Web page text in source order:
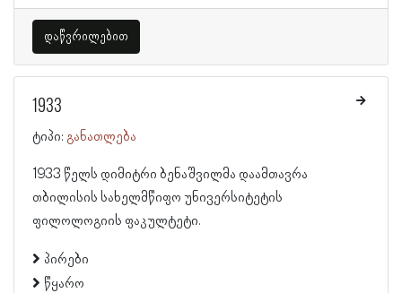
დაწვრილებით
1933
ტიპი: განათლება
1933 წელს დიმიტრი ბენაშვილმა დაამთავრა
თბილისის სახელმწიფო უნივერსიტეტის
ფილოლოგიის ფაკულტეტი.
პირები
წყარო